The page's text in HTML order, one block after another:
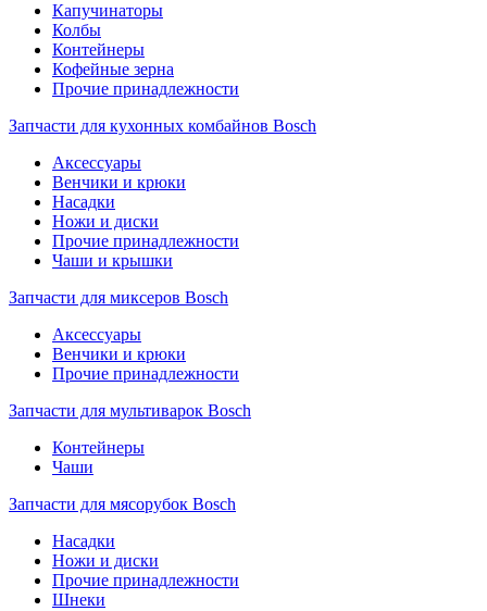
Капучинаторы
Колбы
Контейнеры
Кофейные зерна
Прочие принадлежности
Запчасти для кухонных комбайнов Bosch
Аксессуары
Венчики и крюки
Насадки
Ножи и диски
Прочие принадлежности
Чаши и крышки
Запчасти для миксеров Bosch
Аксессуары
Венчики и крюки
Прочие принадлежности
Запчасти для мультиварок Bosch
Контейнеры
Чаши
Запчасти для мясорубок Bosch
Насадки
Ножи и диски
Прочие принадлежности
Шнеки